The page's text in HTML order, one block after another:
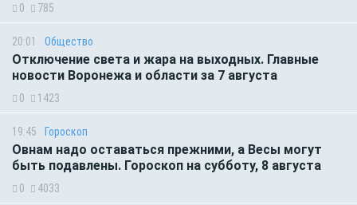
0 785
20:01 Общество
Отключение света и жара на выходных. Главные
новости Воронежа и области за 7 августа
0 1423
19:45 Гороскоп
Овнам надо оставаться прежними, а Весы могут
быть подавлены. Гороскоп на субботу, 8 августа
0 4033